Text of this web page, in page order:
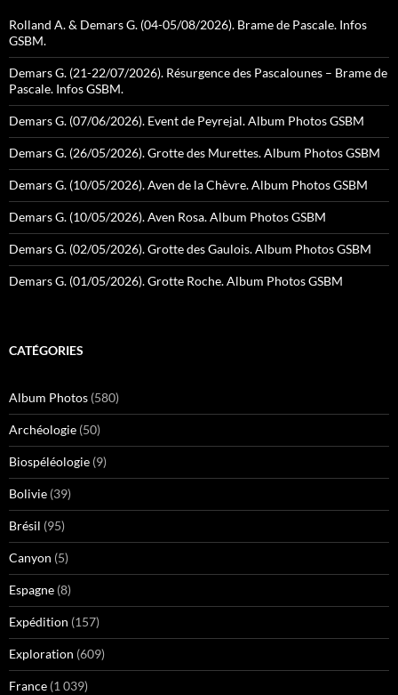
Rolland A. & Demars G. (04-05/08/2026). Brame de Pascale. Infos
GSBM.
Demars G. (21-22/07/2026). Résurgence des Pascalounes – Brame de
Pascale. Infos GSBM.
Demars G. (07/06/2026). Event de Peyrejal. Album Photos GSBM
Demars G. (26/05/2026). Grotte des Murettes. Album Photos GSBM
Demars G. (10/05/2026). Aven de la Chèvre. Album Photos GSBM
Demars G. (10/05/2026). Aven Rosa. Album Photos GSBM
Demars G. (02/05/2026). Grotte des Gaulois. Album Photos GSBM
Demars G. (01/05/2026). Grotte Roche. Album Photos GSBM
CATÉGORIES
Album Photos (580)
Archéologie (50)
Biospéléologie (9)
Bolivie (39)
Brésil (95)
Canyon (5)
Espagne (8)
Expédition (157)
Exploration (609)
France (1 039)